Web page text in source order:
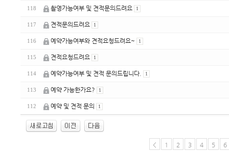
118 촬영가능여부 및 견적문의드려요 1
117 견적문의드려요 1
116 예약가능여부와 견적요청드려요~ 1
115 견적요청드려요 1
114 예약가능여부 및 견적 문의드립니다. 1
113 예약 가능한가요? 1
112 예약 및 견적 문의 1
< 1 2 3 4 5 6